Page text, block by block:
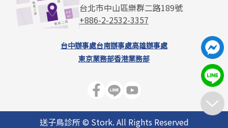
台北市中山區樂群二路189號
+886-2-2532-3357
台中辦事處台南辦事處高雄辦事處
東京業務部香港業務部
送子鳥診所 © Stork. All Rights Reserved